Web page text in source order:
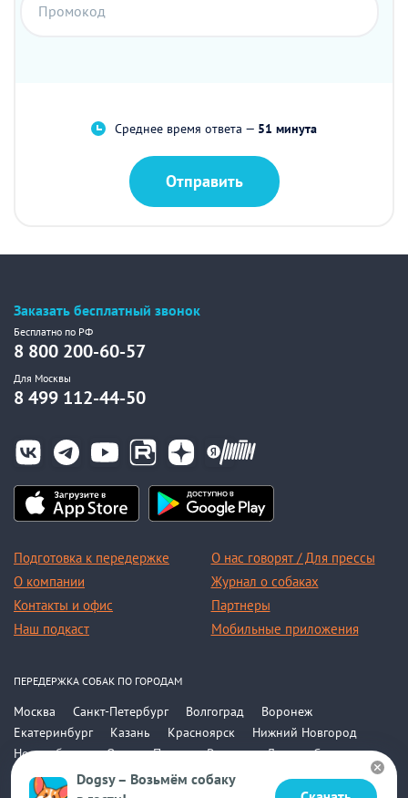
Dogsy – Возьмём собаку
Промокод
Среднее время ответа — 51 минута
Отправить
Заказать бесплатный звонок
Бесплатно по РФ
8 800 200-60-57
Для Москвы
8 499 112-44-50
Подготовка к передержке
О компании
Контакты и офис
Наш подкаст
О нас говорят / Для прессы
Журнал о собаках
Партнеры
Мобильные приложения
ПЕРЕДЕРЖКА СОБАК ПО ГОРОДАМ
Москва Санкт-Петербург Волгоград
Воронеж
Екатеринбург
Казань Красноярск
Нижний Новгород
Новосибирск
Омск Пермь Ростов-на-Дону
Самара
Саратов
Уфа Челябинск Все города